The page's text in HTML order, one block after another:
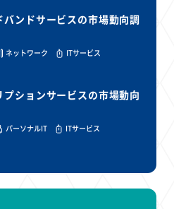
ンドサービスの市場動向調
ネットワーク
ITサービス
ションサービスの市場動向
パーソナルIT
ITサービス